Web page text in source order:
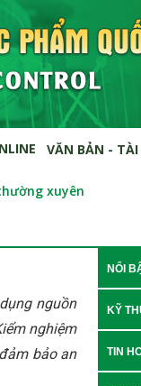
VĂN BẢN - TÀI
xuyên
nguồn
nghiệm
bảo an
NỔI
KỸ
TIN